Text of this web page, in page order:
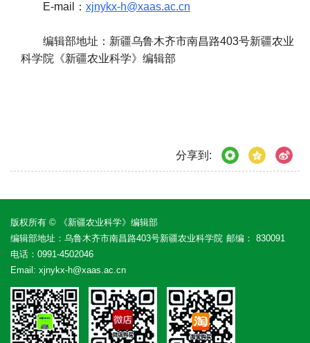
E-mail： xjnykx-h@xaas.ac.cn
编辑部地址：新疆乌鲁木齐市南昌路403号新疆农业
科学院《新疆农业科学》编辑部
分享到:
版权所有 © 《新疆农业科学》编辑部
编辑部地址：乌鲁木齐市南昌路403号新疆农业科学院 邮编： 830091
电话： 0991-4502046
Email: xjnykx-h@xaas.ac.cn